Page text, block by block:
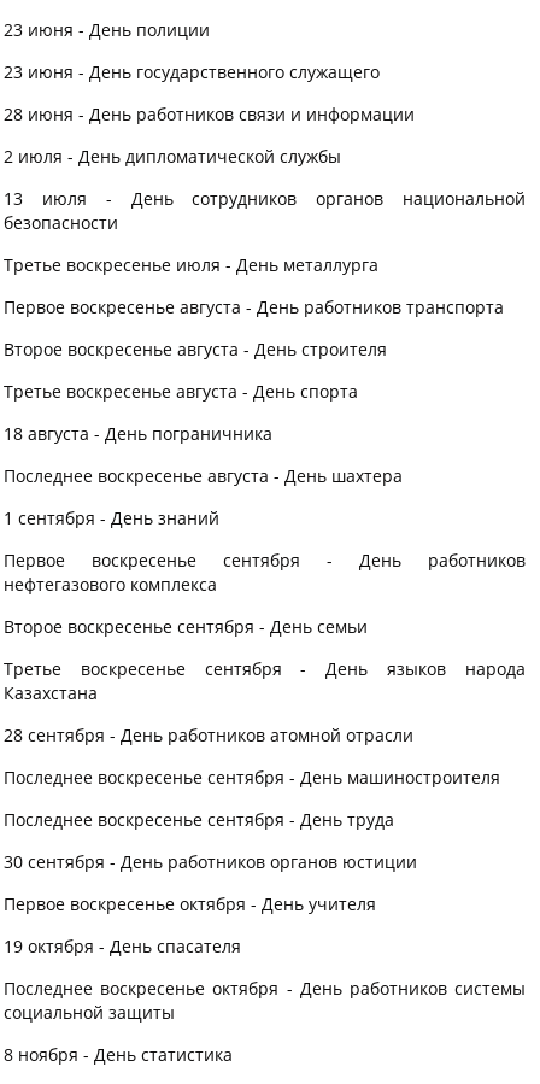
23 июня - День полиции
23 июня - День государственного служащего
28 июня - День работников связи и информации
2 июля - День дипломатической службы
13 июля - День сотрудников органов национальной
безопасности
Третье воскресенье июля - День металлурга
Первое воскресенье августа - День работников транспорта
Второе воскресенье августа - День строителя
Третье воскресенье августа - День спорта
18 августа - День пограничника
Последнее воскресенье августа - День шахтера
1 сентября - День знаний
Первое воскресенье сентября - День работников
нефтегазового комплекса
Второе воскресенье сентября - День семьи
Третье воскресенье сентября - День языков народа
Казахстана
28 сентября - День работников атомной отрасли
Последнее воскресенье сентября - День машиностроителя
Последнее воскресенье сентября - День труда
30 сентября - День работников органов юстиции
Первое воскресенье октября - День учителя
19 октября - День спасателя
Последнее воскресенье октября - День работников системы
социальной защиты
8 ноября - День статистика